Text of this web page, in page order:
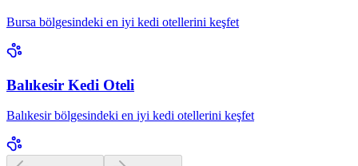
Bursa bölgesindeki en iyi kedi otellerini keşfet
Balıkesir Kedi Oteli
Balıkesir bölgesindeki en iyi kedi otellerini keşfet